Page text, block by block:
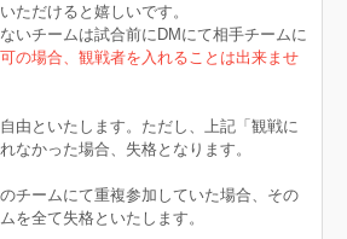
ただけると嬉しいです。
いチームは試合前にDMにて相手チームに
の場合、観戦者を入れることは出来ませ
由といたします。ただし、上記「観戦に
なかった場合、失格となります。
チームにて重複参加していた場合、その
を全て失格といたします。